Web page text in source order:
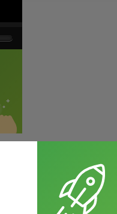
一下、慢一
推出一部勵志廣
跑的小女孩，蛻